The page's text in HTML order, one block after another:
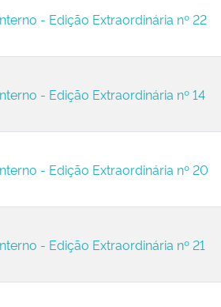
- Edição Extraordinária nº 22
- Edição Extraordinária nº 14
- Edição Extraordinária nº 20
- Edição Extraordinária nº 21